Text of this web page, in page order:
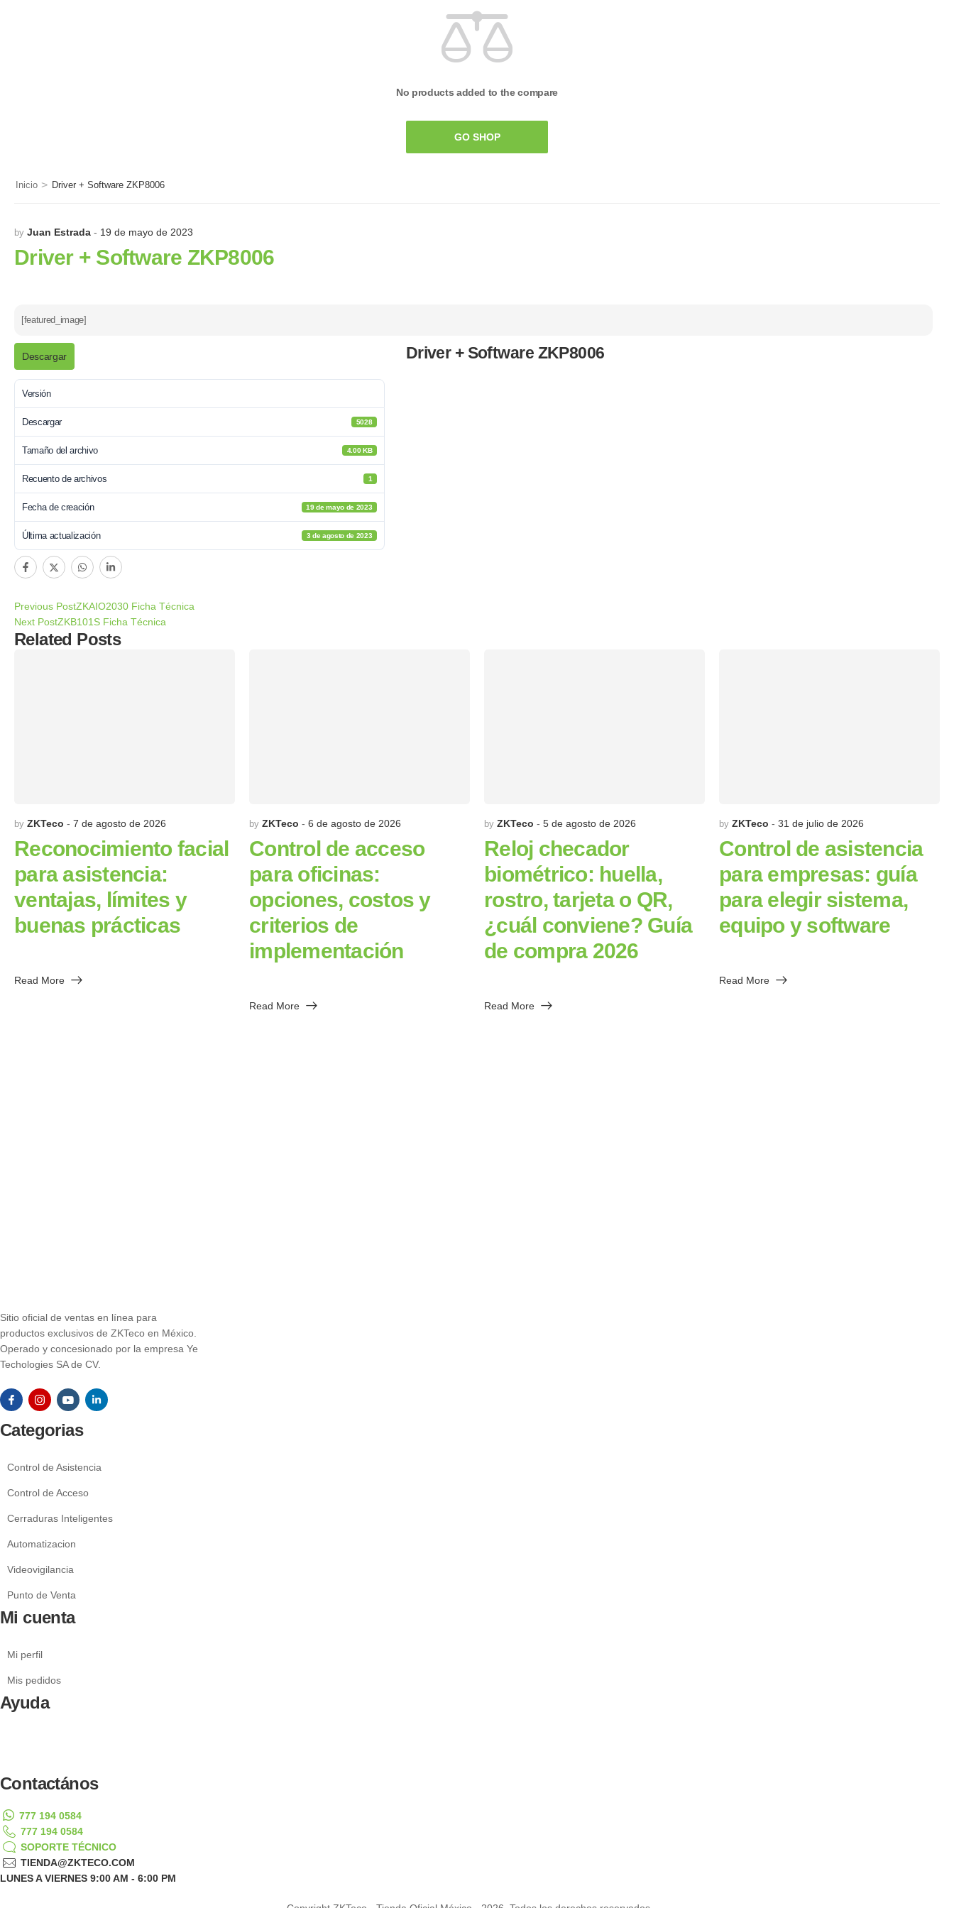
No products added to the compare
GO SHOP
Inicio > Driver + Software ZKP8006
by Juan Estrada 19 de mayo de 2023
Driver + Software ZKP8006
[featured_image]
Descargar
Versión
Descargar 5028
Tamaño del archivo 4.00 KB
Recuento de archivos 1
Fecha de creación 19 de mayo de 2023
Última actualización 3 de agosto de 2023
Driver + Software ZKP8006
Previous PostZKAIO2030 Ficha Técnica
Next PostZKB101S Ficha Técnica
Related Posts
by ZKTeco 7 de agosto de 2026
Reconocimiento facial
para asistencia:
ventajas, límites y
buenas prácticas
Read More
by ZKTeco 6 de agosto de 2026
Control de acceso
para oficinas:
opciones, costos y
criterios de
implementación
Read More
by ZKTeco 5 de agosto de 2026
Reloj checador
biométrico: huella,
rostro, tarjeta o QR,
¿cuál conviene? Guía
de compra 2026
Read More
by ZKTeco 31 de julio de 2026
Control de asistencia
para empresas: guía
para elegir sistema,
equipo y software
Read More
Sitio oficial de ventas en línea para
productos exclusivos de ZKTeco en México.
Operado y concesionado por la empresa Ye
Techologies SA de CV.
Categorias
Control de Asistencia
Control de Acceso
Cerraduras Inteligentes
Automatizacion
Videovigilancia
Punto de Venta
Mi cuenta
Mi perfil
Mis pedidos
Ayuda
Contactános
777 194 0584
777 194 0584
SOPORTE TÉCNICO
TIENDA@ZKTECO.COM
LUNES A VIERNES 9:00 AM - 6:00 PM